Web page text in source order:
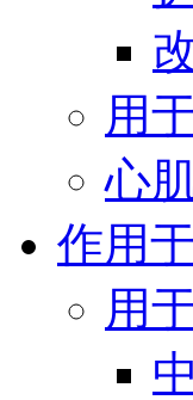
用
心
作用
用